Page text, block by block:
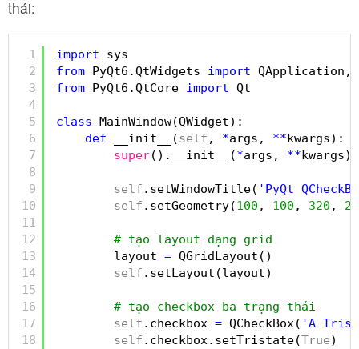
thái:
1
2
3
4
5
6
7
8
9
10
11
12
13
14
15
16
17
18
import
sys
from PyQt6.QtWidgets import QApplication,
from PyQt6.QtCore import Qt
class MainWindow(QWidget):
def
__init__(self , *args, **kwargs):
super().__init__(*args, **kwargs)
self .setWindowTitle( 'PyQt
self .setGeometry(100 , 100 , 320 ,
# tạo layout dạng grid
layout = QGridLayout()
self .setLayout(layout)
# tạo checkbox ba trạng thái
self .checkbox = QCheckBox( 'A
self .checkbox.setTristate(True)